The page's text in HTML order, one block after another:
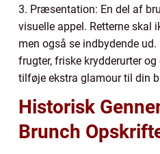
3. Præsentation: En del af
visuelle appel. Retterne skal
men også se indbydende
frugter, friske krydderurter
tilføje ekstra glamour til din
Historisk
Brunch